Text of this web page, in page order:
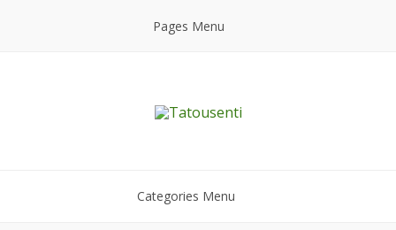
Pages Menu
Categories Menu